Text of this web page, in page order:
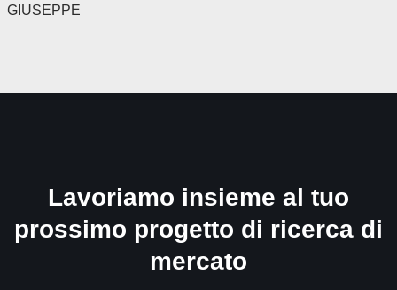
GIUSEPPE
Lavoriamo insieme al tuo
prossimo progetto di ricerca di
mercato